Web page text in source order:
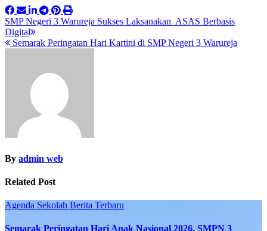
Post
navigation
SMP Negeri 3 Warureja Sukses Laksanakan ASAS Berbasis
Digital
Semarak Peringatan Hari Kartini di SMP Negeri 3 Warureja
By admin web
Related Post
Agenda Sekolah Berita Terbaru
Semarak Peringatan Hari Anak Nasional 2026, SMPN 3